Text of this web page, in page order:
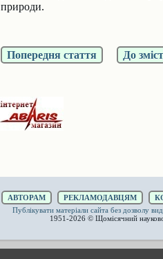
природи.
Попередня стаття До
АВТОРАМ РЕКЛАМОДАВЦЯМ
Публікувати матеріали сайта без дозволу
1951-2026 © Щомісячний